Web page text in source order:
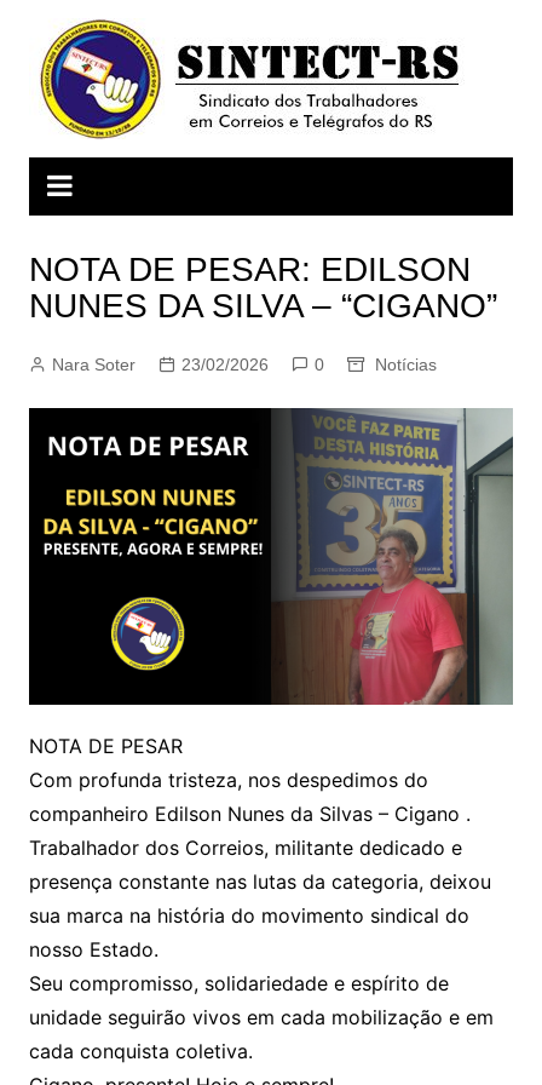
conteúdo
NOTA DE PESAR: EDILSON
NUNES DA SILVA – “CIGANO”
Nara Soter 23/02/2026 0 Notícias
NOTA DE PESAR
Com profunda tristeza, nos despedimos do
companheiro Edilson Nunes da Silvas – Cigano .
Trabalhador dos Correios, militante dedicado e
presença constante nas lutas da categoria, deixou
sua marca na história do movimento sindical do
nosso Estado.
Seu compromisso, solidariedade e espírito de
unidade seguirão vivos em cada mobilização e em
cada conquista coletiva.